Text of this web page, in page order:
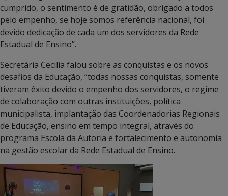
cumprido, o sentimento é de gratidão, obrigado a todos
pelo empenho, se hoje somos referência nacional, foi
devido dedicação de cada um dos servidores da Rede
Estadual de Ensino”.
Secretária Cecilia falou sobre as conquistas e os novos
desafios da Educação, “todas nossas conquistas, somente
tiveram êxito devido o empenho dos servidores, o regime
de colaboração com outras instituições, política
municipalista, implantação das Coordenadorias Regionais
de Educação, ensino em tempo integral, através do
programa Escola da Autoria e fortalecimento e autonomia
na gestão escolar da Rede Estadual de Ensino.